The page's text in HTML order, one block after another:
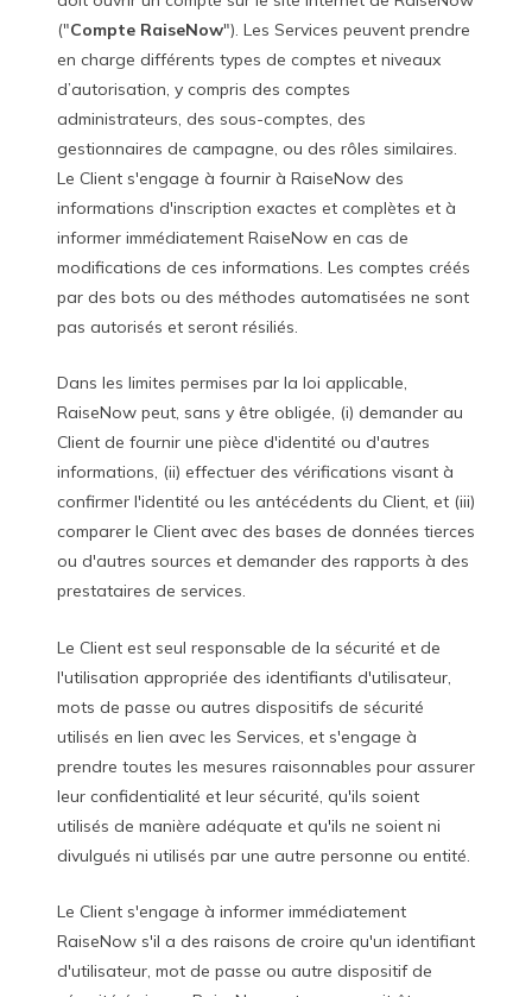
("Compte RaiseNow"). Les Services peuvent prendre
en charge différents types de comptes et niveaux
d’autorisation, y compris des comptes
administrateurs, des sous-comptes, des
gestionnaires de campagne, ou des rôles similaires.
Le Client s'engage à fournir à RaiseNow des
informations d'inscription exactes et complètes et à
informer immédiatement RaiseNow en cas de
modifications de ces informations. Les comptes créés
par des bots ou des méthodes automatisées ne sont
pas autorisés et seront résiliés.
Dans les limites permises par la loi applicable,
RaiseNow peut, sans y être obligée, (i) demander au
Client de fournir une pièce d'identité ou d'autres
informations, (ii) effectuer des vérifications visant à
confirmer l'identité ou les antécédents du Client, et (iii)
comparer le Client avec des bases de données tierces
ou d'autres sources et demander des rapports à des
prestataires de services.
Le Client est seul responsable de la sécurité et de
l'utilisation appropriée des identifiants d'utilisateur,
mots de passe ou autres dispositifs de sécurité
utilisés en lien avec les Services, et s'engage à
prendre toutes les mesures raisonnables pour assurer
leur confidentialité et leur sécurité, qu'ils soient
utilisés de manière adéquate et qu'ils ne soient ni
divulgués ni utilisés par une autre personne ou entité.
Le Client s'engage à informer immédiatement
RaiseNow s'il a des raisons de croire qu'un identifiant
d'utilisateur, mot de passe ou autre dispositif de